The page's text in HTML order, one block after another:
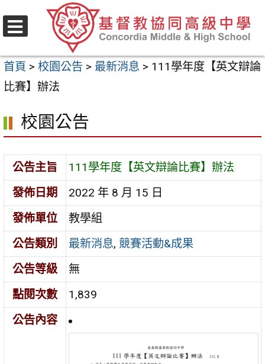
至
要
內
區
首頁 > 校園公告 > 最新消息 > 111學年度【英文辯論
比賽】辦法
校園公告
公告主旨
111學年度【英文辯論比賽】辦法
發佈日期
2022 年 8 月 15 日
發佈單位
教學組
公告類別
最新消息, 競賽活動&成果
公告等級
無
點閱次數
1,839
公告內容
選
單